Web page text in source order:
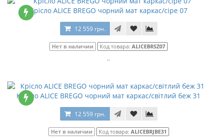
Крісло ALICE BREGO чорний мат каркас/сіре 07
12 559 грн.
Нет в наличии Код товара: ALICEBRSZ07
..
Крісло ALICE BREGO чорний мат каркас/світлий беж 31
12 559 грн.
Нет в наличии Код товара: ALICEBRJBE31